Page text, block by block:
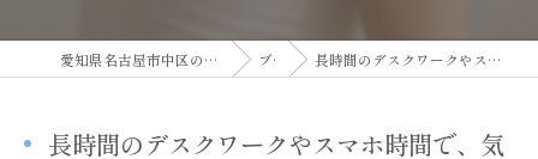
愛知県名古屋市中区の鍼灸院ならハルノハナ鍼灸治療院 ブログ 長時間のデスクワークやスマホ時間で、気づかないうちに姿勢は崩...
長時間のデスクワークやスマホ時間で、気